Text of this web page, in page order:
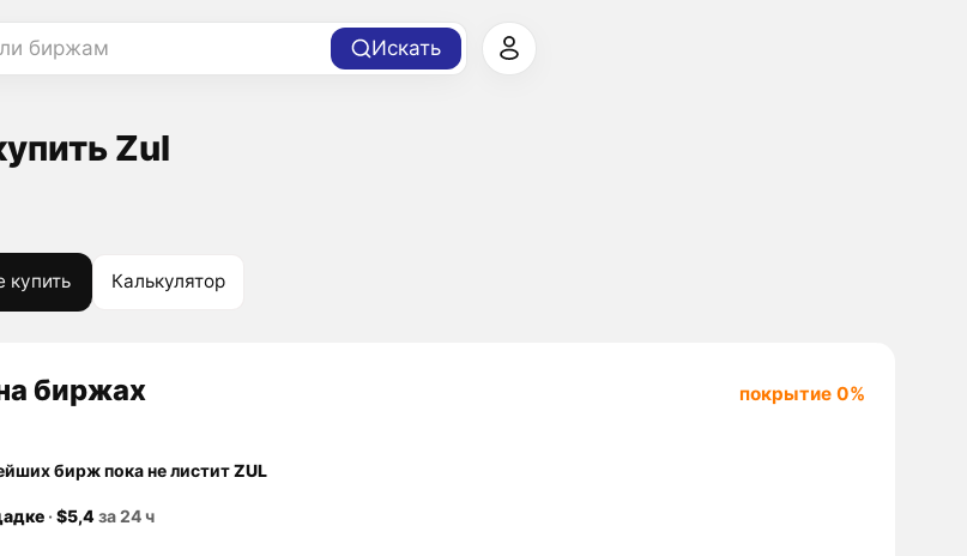
биржам Искать
Zul
купить Калькулятор
биржах покрытие 0%
бирж пока не листитZUL
·$5,4за 24 ч